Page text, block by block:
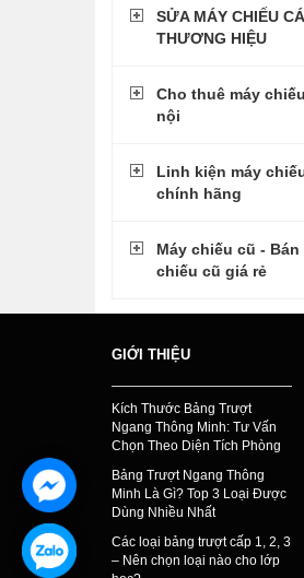
SỬA MÁY CHIẾU
THƯƠNG HIỆU
Cho thuê máy
nội
Linh kiện máy
chính hãng
Máy chiếu cũ - Bán
chiếu cũ giá rẻ
GIỚI THIỆU
Kích Thước Bảng Trượt
Ngang Thông Minh: Tư Vấn
Chọn Theo Diện Tích Phòng
Bảng Trượt Ngang Thông
Minh Là Gì? Top 3 Loại Được
Dùng Nhiều Nhất
Các loại bảng trượt cấp 1, 2, 3
– Nên chọn loại nào cho lớp